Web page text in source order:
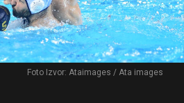
Foto Izvor: Ataimages / Ata images